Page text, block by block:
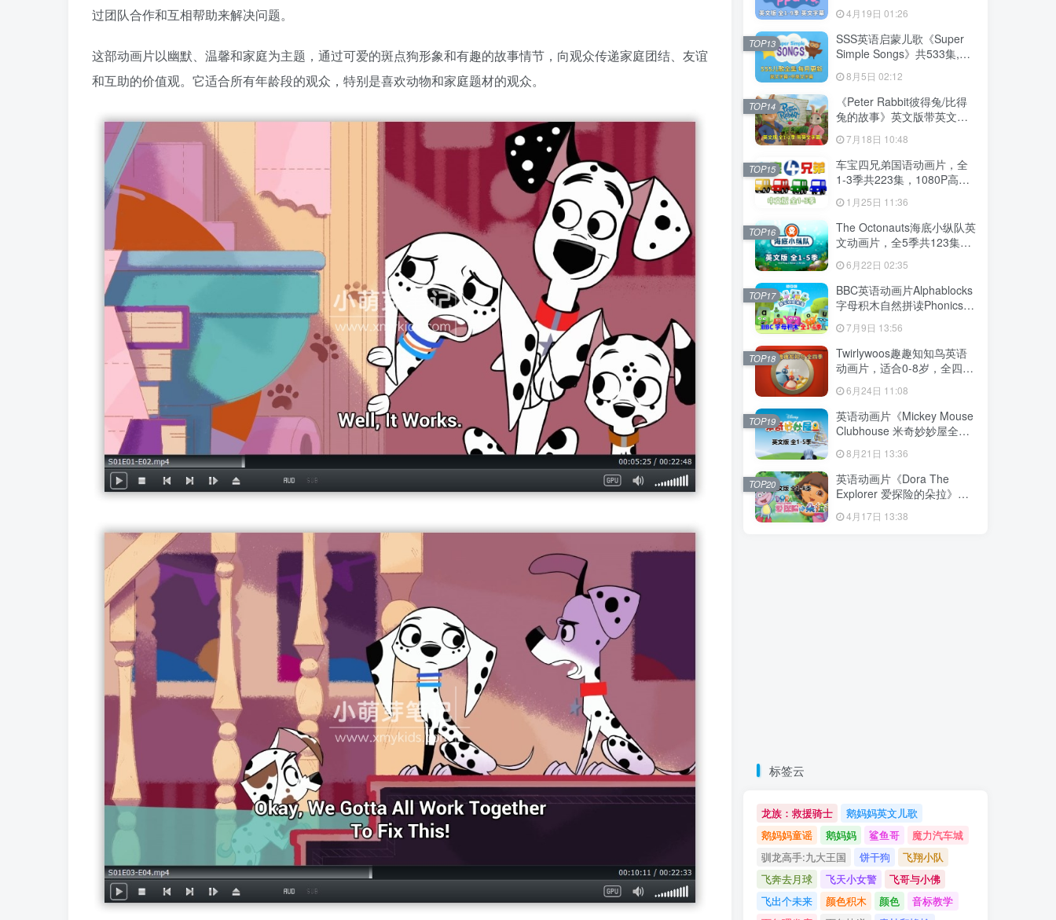
过团队合作和互相帮助来解决问题。
这部动画片以幽默、温馨和家庭为主题，通过可爱的斑点狗形象和有趣的故事情节，向观众传递家庭团结、友谊
和互助的价值观。它适合所有年龄段的观众，特别是喜欢动物和家庭题材的观众。
频，百度云网盘下载！
4月19日 01:26
SSS英语启蒙儿歌《Super
Simple Songs》共533集,
+中英文字幕+配套音频
MP3，百度云网盘下载！
8月5日 02:12
TOP13
《Peter Rabbit彼得兔/比得
兔的故事》英文版带英文字
片，带配套音频MP3，百度
云网盘下载！
7月18日 10:48
TOP14
车宝四兄弟国语动画片，全
1-3季共223集，1080P高清
盘下载
1月25日 11:36
TOP15
The Octonauts海底小纵队英
文动画片，全5季共123集，
幕，带配套音频MP3，百度
云网盘下载
6月22日 02:35
TOP16
BBC英语动画片Alphablocks
字母积木自然拼读Phonics，
视频带英文字幕，百度云网
盘下载！
7月9日 13:56
TOP17
Twirlywoos趣趣知知鸟英语
动画片，适合0-8岁，全四季
共100集，1080P高清视频带
英文字幕，百度云网盘下载
6月24日 11:08
TOP18
英语动画片《Mickey Mouse
Clubhouse 米奇妙妙屋全
集》全五季共148集，1080P
高清视频带英文字幕，带配
套音频MP3，百度云网盘下
载！
8月21日 13:36
TOP19
英语动画片《Dora The
Explorer 爱探险的朵拉》全8
季共173集，带英文字幕和配
套音频MP3，百度云网盘下
4月17日 13:38
TOP20
标签云
龙族：救援骑士
鹅妈妈英文儿歌
鹅妈妈童谣
鹅妈妈 鲨鱼哥
魔力汽车城
驯龙高手:九大王国
饼干狗
飞翔小队
飞奔去月球
飞天小女警
飞哥与小佛
飞出个未来
颜色积木 颜色
音标教学